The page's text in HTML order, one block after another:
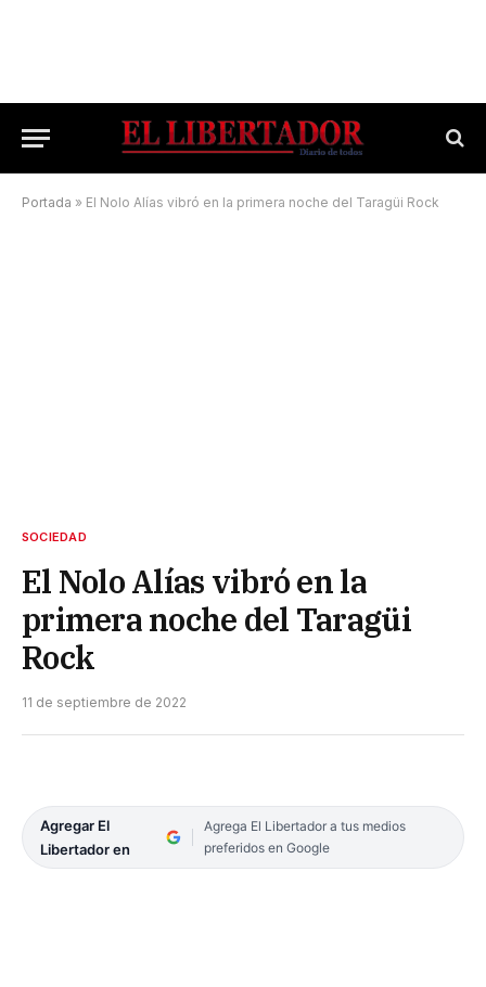
Portada » El Nolo Alías vibró en la primera noche del Taragüi Rock
SOCIEDAD
El Nolo Alías vibró en la
primera noche del Taragüi
Rock
11 de septiembre de 2022
Agregar El
Libertador en
Agrega El Libertador a tus medios
preferidos en Google